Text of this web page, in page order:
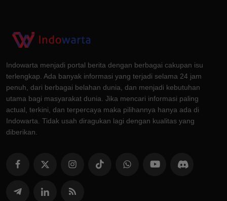
Indowarta menjadi portal berita dengan berbagai cakupan isu
terlengkap. Ada banyak informasi yang terjadi selama 24 jam
penuh, dari berbagai belahan dunia, dan menjadi kebutuhan
utama bagi masyarakat dunia. Jika mencari informasi paling
actual, terkini, dan terpercaya maka pilihannya hanya ada di
Indowarta. Tidak usah diragukan lagi dengan kualitas yang
diberikan.